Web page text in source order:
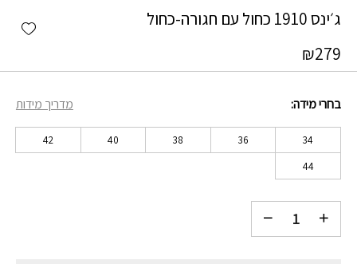
ג׳ינס 1910 כחול עם חגורה-כחול
₪279
בחרי מידה מדריך מידות
34
36
38
40
42
44